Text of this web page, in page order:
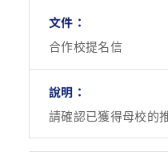
合作校提名信
請確認已獲得母校的